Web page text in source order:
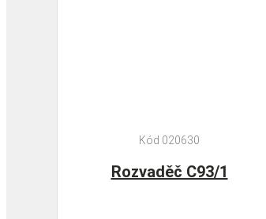
Kód 020630
Rozvaděč C93/1